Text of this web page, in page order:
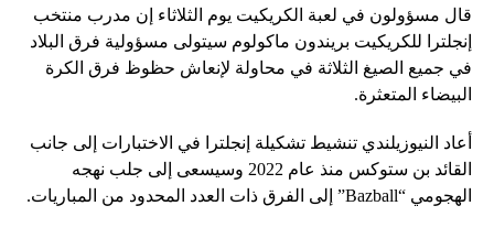
قال مسؤولون في لعبة الكريكيت يوم الثلاثاء إن مدرب منتخب
إنجلترا للكريكيت بريندون ماكولوم سيتولى مسؤولية فرق البلاد
في جميع الصيغ الثلاثة في محاولة لإنعاش حظوظ فرق الكرة
البيضاء المتعثرة.
أعاد النيوزيلندي تنشيط تشكيلة إنجلترا في الاختبارات إلى جانب
القائد بن ستوكس منذ عام 2022 وسيسعى إلى جلب نهجه
الهجومي “Bazball” إلى الفرق ذات العدد المحدود من المباريات.